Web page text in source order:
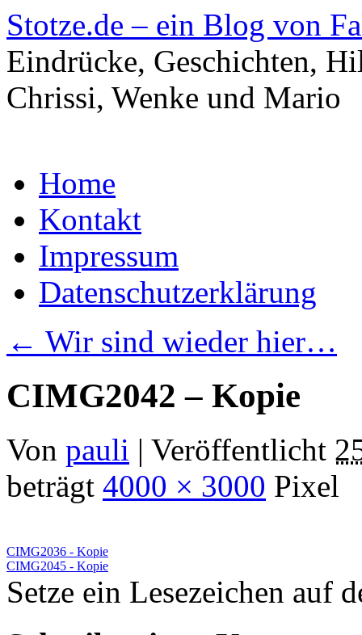
Stotze.de – ein Blog von
Eindrücke, Geschichten,
Chrissi, Wenke und Mario
Inhalt
springenHome
Kontakt
Impressum
Datenschutzerklärung
← Wir sind wieder hier…
CIMG2042 – Kopie
Von pauli | Veröffentlicht
beträgt 4000 × 3000 Pixel
CIMG2036 - Kopie
CIMG2045 - Kopie
Setze ein Lesezeichen auf